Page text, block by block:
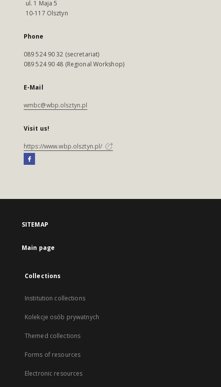
ul. 1 Maja 5
10-117 Olsztyn
Phone
089 524 90 32 (secretariat)
089 524 90 48 (Regional Workshop)
E-Mail
wmbc@wbp.olsztyn.pl
Visit us!
https://www.wbp.olsztyn.pl/
SITEMAP
Main page
Collections
Institution collections
Kolekcje osób prywatnych
Themed collections
Forms of resources
Electronic resources